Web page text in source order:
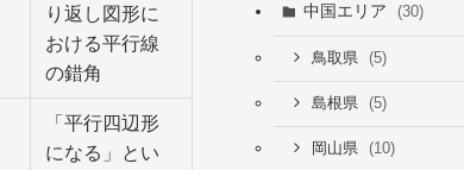
り返し図形に
おける平行線
の錯角
「平行四辺形
になる」とい
中国エリア (30)
鳥取県 (5)
島根県 (5)
岡山県 (10)